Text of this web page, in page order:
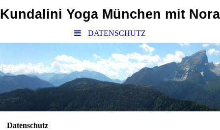
Kundalini Yoga München mit Nora
DATENSCHUTZ
Datenschutz